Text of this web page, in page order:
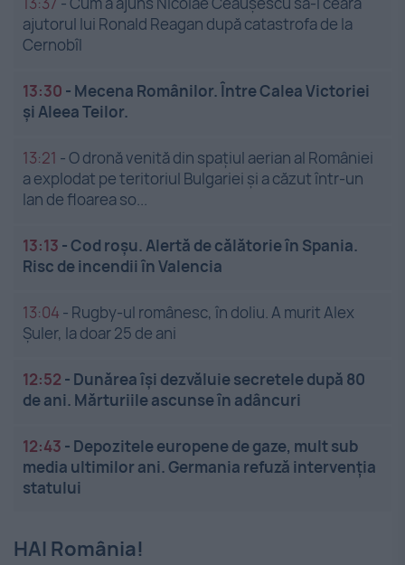
ajutorul lui Ronald Reagan după catastrofa de la
Cernobîl
13:30 - Mecena Românilor. Între Calea Victoriei
și Aleea Teilor.
13:21 -O dronă venită din spațiul aerian al României
a explodat pe teritoriul Bulgariei și a căzut într-un
lan de floarea so...
13:13 -Cod roșu. Alertă de călătorie în Spania.
Risc de incendii în Valencia
13:04 - Rugby-ul românesc, în doliu. A murit Alex
Șuler, la doar 25 de ani
12:52 - Dunărea își dezvăluie secretele după 80
de ani. Mărturiile ascunse în adâncuri
12:43 - Depozitele europene de gaze, mult sub
media ultimilor ani. Germania refuză intervenția
statului
HAI România!